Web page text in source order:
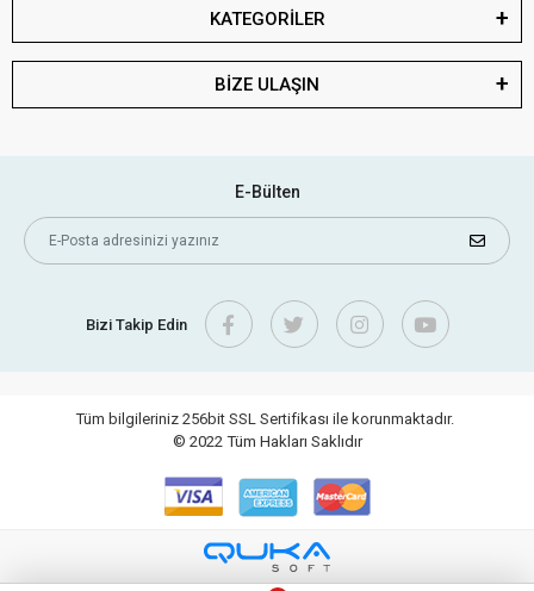
KATEGORİLER
BİZE ULAŞIN
E-Bülten
Bizi Takip Edin
Tüm bilgileriniz 256bit SSL Sertifikası ile korunmaktadır.
© 2022 Tüm Hakları Saklıdır